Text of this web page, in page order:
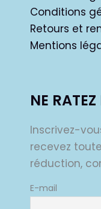
Conditions
Retours et
Mentions
NE
Inscrivez-
recevez
réduction,
E-mail